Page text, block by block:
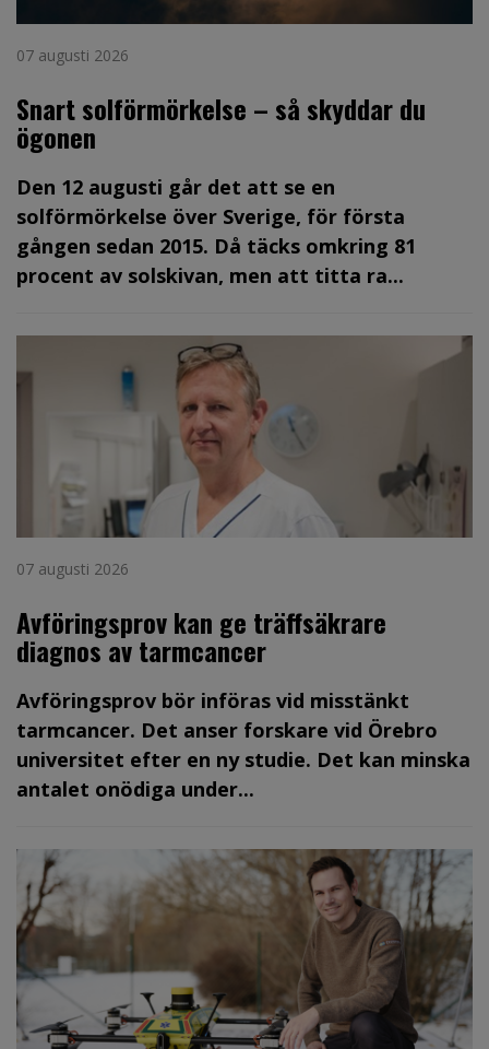
07 augusti 2026
Snart solförmörkelse – så skyddar du
ögonen
Den 12 augusti går det att se en
solförmörkelse över Sverige, för första
gången sedan 2015. Då täcks omkring 81
procent av solskivan, men att titta ra...
07 augusti 2026
Avföringsprov kan ge träffsäkrare
diagnos av tarmcancer
Avföringsprov bör införas vid misstänkt
tarmcancer. Det anser forskare vid Örebro
universitet efter en ny studie. Det kan minska
antalet onödiga under...